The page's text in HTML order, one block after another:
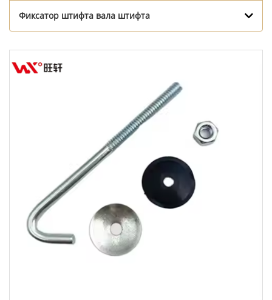
Фиксатор штифта вала штифта